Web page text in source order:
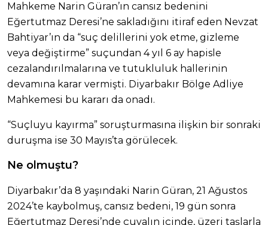
Mahkeme Narin Güran’ın cansız bedenini
Eğertutmaz Deresi’ne sakladığını itiraf eden Nevzat
Bahtiyar’ın da “suç delillerini yok etme, gizleme
veya değiştirme” suçundan 4 yıl 6 ay hapisle
cezalandırılmalarına ve tutukluluk hallerinin
devamına karar vermişti. Diyarbakır Bölge Adliye
Mahkemesi bu kararı da onadı.
“Suçluyu kayırma” soruşturmasına ilişkin bir sonraki
duruşma ise 30 Mayıs’ta görülecek.
Ne olmuştu?
Diyarbakır’da 8 yaşındaki Narin Güran, 21 Ağustos
2024’te kaybolmuş, cansız bedeni, 19 gün sonra
Eğertutmaz Deresi’nde çuvalın içinde, üzeri taşlarla